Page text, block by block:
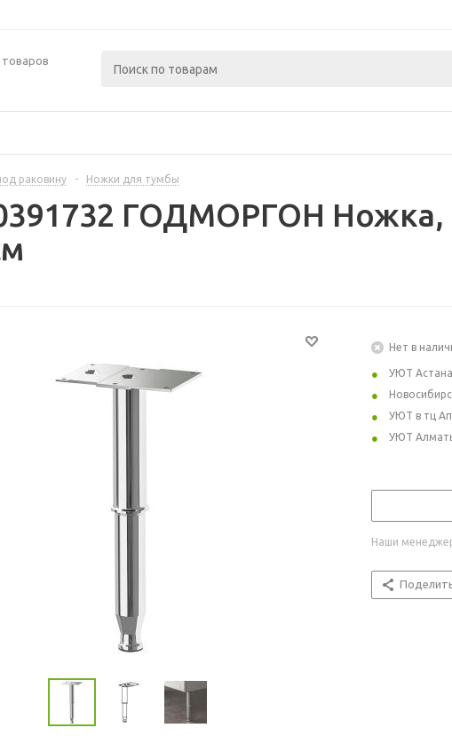
раковину - Ножки для тумбы
ГОДМОРГОН
Нет в
УЮТ Астана
УЮТ в тц
УЮТ
Наши